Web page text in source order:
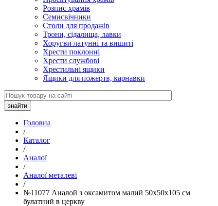
Розпис храмів
Семисвічники
Столи для продажів
Трони, сідалища, лавки
Хоругви латунні та вишиті
Хрести поклонні
Хрести службові
Хрестильні ящики
Ящики для пожертв, карнавки
Головна
/
Каталог
/
Аналої
/
Аналої металеві
/
№11077 Аналой з оксамитом малий 50х50х105 см
булатний в церкву